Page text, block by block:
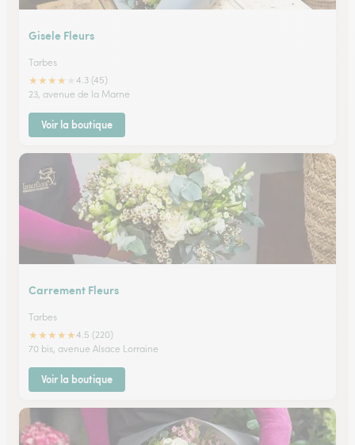
Gisele Fleurs
Tarbes
★★★★
4.3 (45)
23, avenue de la Marne
Voir la boutique
Carrement Fleurs
Tarbes
★★★★★4.5 (220)
70 bis, avenue Alsace Lorraine
Voir la boutique